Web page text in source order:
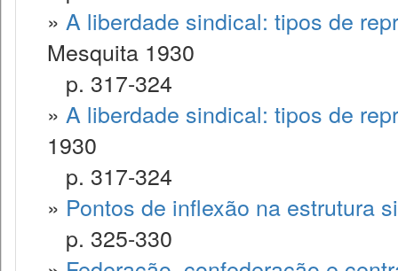
» A liberdade sindical: tipos de
Mesquita 1930
p. 317-324
» A liberdade sindical: tipos de
1930
p. 317-324
» Pontos de inflexão na estrutura
p. 325-330